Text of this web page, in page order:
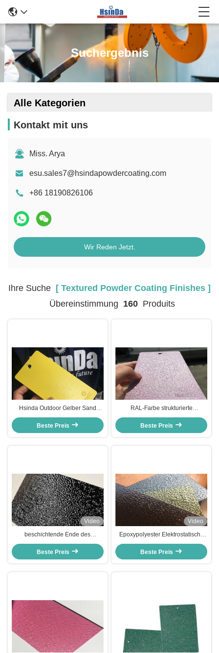
Suchergebnis
Alle Kategorien
Kontakt mit uns
Miss. Arya
esu.sales7@hsindapowdercoating.com
+86 18190826106
Wir Reden Jetzt.
Ihre Suche [ Textured Powder Coating Finishes ]
Übereinstimmung 160Produits
Hsinda Outdoor Gelber Sand
Textured Pulverbeschichtung
Oberfläche Super
Wetterbeständig
Beste Preis
RAL-Farbe strukturierte
Pulverbeschichtungen Hohe
Festigkeit Ausgezeichnete
Witterungsbeständigkeit
Beste Preis
Video
beschichtende Ende des
strukturierten Pulvers
Beste Preis
Video
Epoxypolyester Elektrostatische
Sprühfarbe Faltenstruktur
Pulverbeschichtung hat ISO9001
Beste Preis